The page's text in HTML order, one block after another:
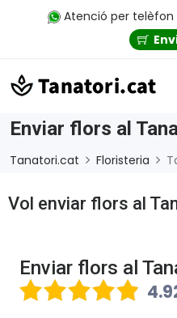
Atenció per telèfon i
Enviar flors al
Tanatori.cat Floristeria
Vol enviar flors al
Enviar flors al